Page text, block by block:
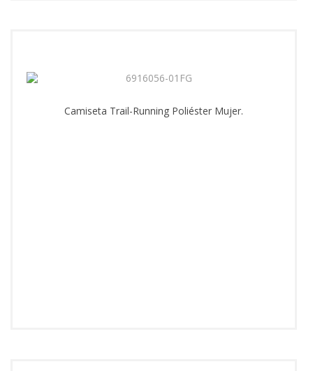
Camiseta Trail-Running Poliéster Mujer.